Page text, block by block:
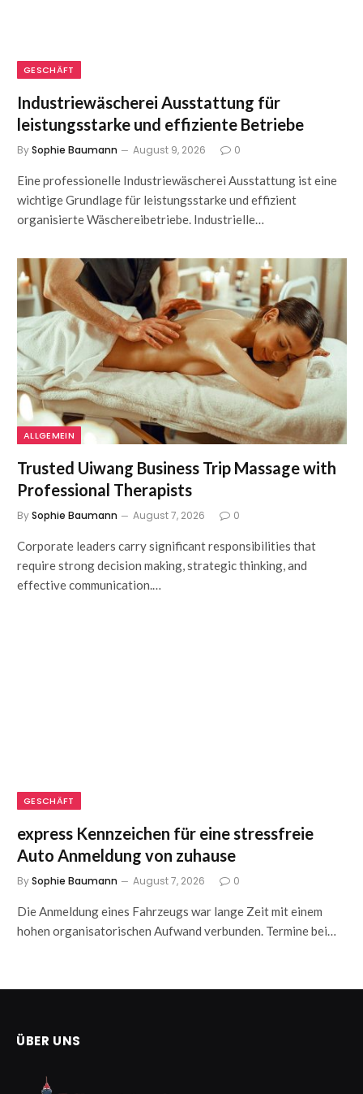
GESCHÄFT
Industriewäscherei Ausstattung für
leistungsstarke und effiziente Betriebe
BySophie Baumann August 9, 2026 0
Eine professionelle Industriewäscherei Ausstattung ist eine
wichtige Grundlage für leistungsstarke und effizient
organisierte Wäschereibetriebe. Industrielle…
ALLGEMEIN
Trusted Uiwang Business Trip Massage with
Professional Therapists
BySophie Baumann August 7, 2026 0
Corporate leaders carry significant responsibilities that
require strong decision making, strategic thinking, and
effective communication.…
GESCHÄFT
express Kennzeichen für eine stressfreie
Auto Anmeldung von zuhause
BySophie Baumann August 7, 2026 0
Die Anmeldung eines Fahrzeugs war lange Zeit mit einem
hohen organisatorischen Aufwand verbunden. Termine bei…
ÜBER UNS